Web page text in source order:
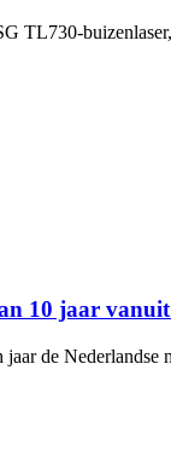
10 jaar vanuit
de